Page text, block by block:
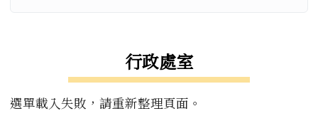
行政處室
選單載入失敗，請重新整理頁面。